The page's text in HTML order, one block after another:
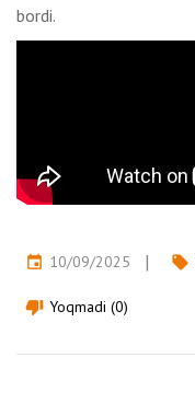
bordi.
event 10/09/2025 local_offer
thumb_down Yoqmadi (0)